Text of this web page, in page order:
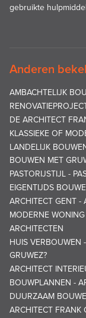
gebruikte
Anderen
AMBACHTELIJK
DE ARCHITECT
KLASSIEKE OF
LANDELIJK
BOUWEN MET
PASTORIJSTIJL -
EIGENTIJDS
ARCHITECT GENT -
MODERNE
ARCHITECTEN
HUIS VERBOUWEN
GRUWEZ?
ARCHITECT
BOUWPLANNEN -
DUURZAAM
ARCHITECT FRANK